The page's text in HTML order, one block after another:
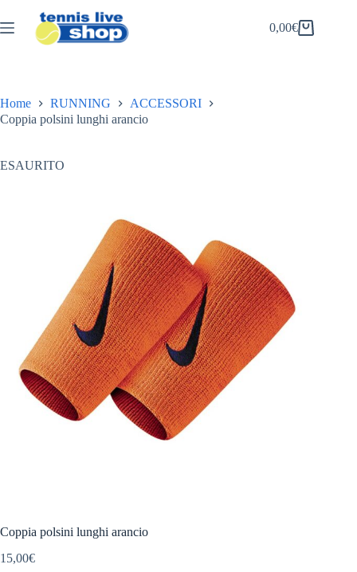
al
contenuto
Carrello
0,00€
Home RUNNING
ACCESSORI
Coppia polsini lunghi arancio
ESAURITO
Coppia polsini lunghi arancio
15,00€